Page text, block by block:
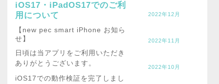
iOS17・iPadOS17でのご利
用について
【new pec smart iPhone お知ら
せ】
日頃は当アプリをご利用いただき
ありがとうございます。
iOS17での動作検証を完了しまし
2022年12月
2022年11月
2022年10月